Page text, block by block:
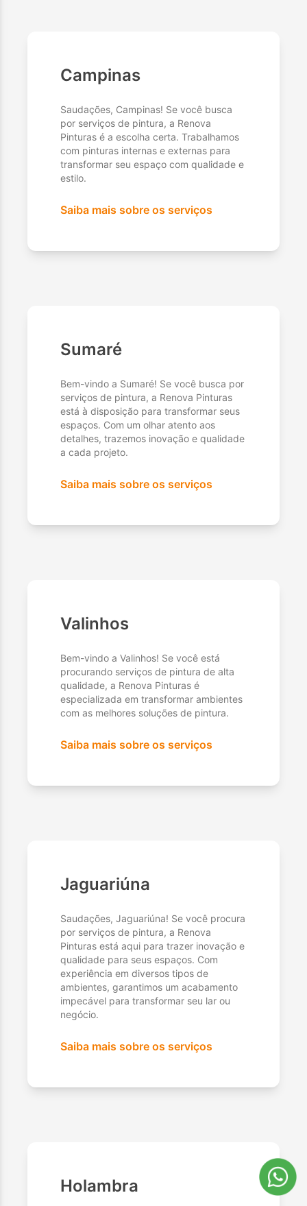
Campinas
Saudações, Campinas! Se você busca
por serviços de pintura, a Renova
Pinturas é a escolha certa. Trabalhamos
com pinturas internas e externas para
transformar seu espaço com qualidade e
estilo.
Saiba mais sobre os serviços
Sumaré
Bem-vindo a Sumaré! Se você busca por
serviços de pintura, a Renova Pinturas
está à disposição para transformar seus
espaços. Com um olhar atento aos
detalhes, trazemos inovação e qualidade
a cada projeto.
Saiba mais sobre os serviços
Valinhos
Bem-vindo a Valinhos! Se você está
procurando serviços de pintura de alta
qualidade, a Renova Pinturas é
especializada em transformar ambientes
com as melhores soluções de pintura.
Saiba mais sobre os serviços
Jaguariúna
Saudações, Jaguariúna! Se você procura
por serviços de pintura, a Renova
Pinturas está aqui para trazer inovação e
qualidade para seus espaços. Com
experiência em diversos tipos de
ambientes, garantimos um acabamento
impecável para transformar seu lar ou
negócio.
Saiba mais sobre os serviços
Holambra